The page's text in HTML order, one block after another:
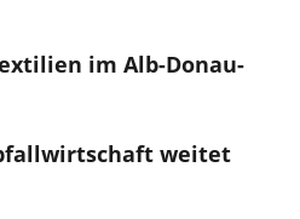
im Alb-Donau-
weitet